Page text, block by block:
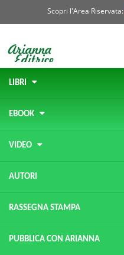
Scopri l'Area Riservata:
LIBRI
EBOOK
VIDEO
AUTORI
RASSEGNA STAMPA
PUBBLICA CON ARIANNA